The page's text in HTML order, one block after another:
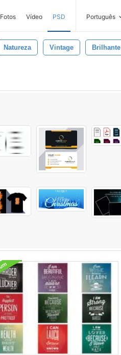
Fotos Vídeo PSD Português
Natureza Vintage Brilhante